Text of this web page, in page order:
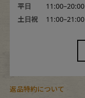
平日
11:00–20:00
土日祝
11:00–21:00
返品特約について